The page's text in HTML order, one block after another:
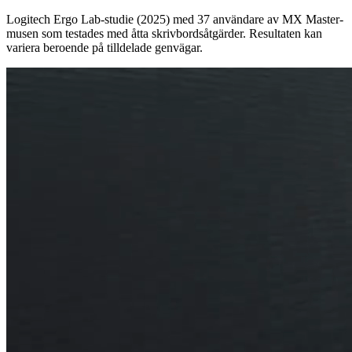
Logitech Ergo Lab-studie (2025) med 37 användare av MX Master-
musen som testades med åtta skrivbordsåtgärder. Resultaten kan
variera beroende på tilldelade genvägar.